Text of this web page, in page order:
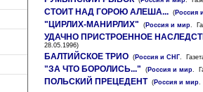
СТОИТ НАД ГОРОЮ АЛЕША... ( Россия
"ЦИРЛИХ-МАНИРЛИХ" ( Россия и мир.
УДАЧНО ПРИСТРОЕННОЕ
28.05.1996)
БАЛТИЙСКОЕ ТРИО ( Россия и СНГ.
"ЗА ЧТО БОРОЛИСЬ..." ( Россия и мир.
ПОЛЬСКИЙ ПРЕЦЕДЕНТ ( Россия и мир.